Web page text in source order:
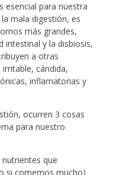
esencial para nuestra
mala digestión, es
más grandes,
intestinal y la disbiosis,
a otras
cándida,
inflamatorias y
ocurren 3 cosas
para nuestro
que
si comemos mucho)